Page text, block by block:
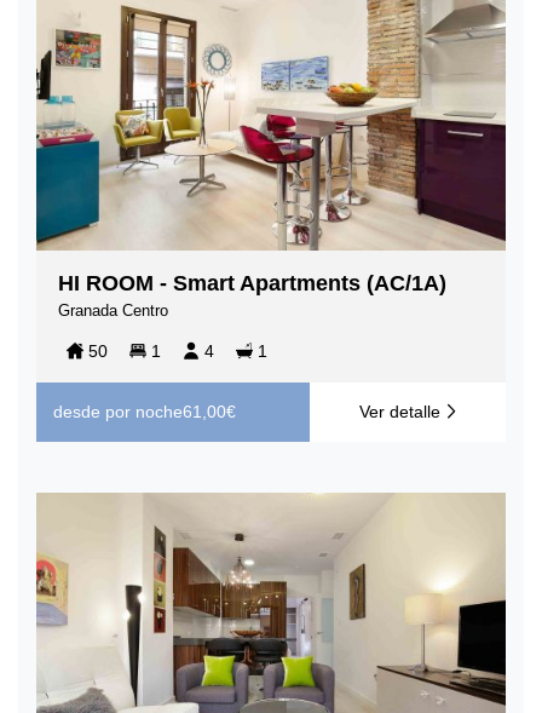
HI ROOM - Smart Apartments (AC/1A)
Granada Centro
50 1 4 1
desde por noche61,00€ Ver detalle